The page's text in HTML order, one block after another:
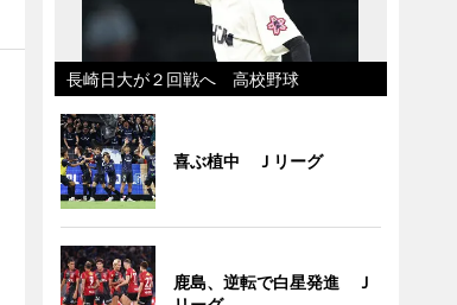
長崎日大が２回戦へ 高校野球
喜ぶ植中 Ｊリーグ
鹿島、逆転で白星発進 Ｊ